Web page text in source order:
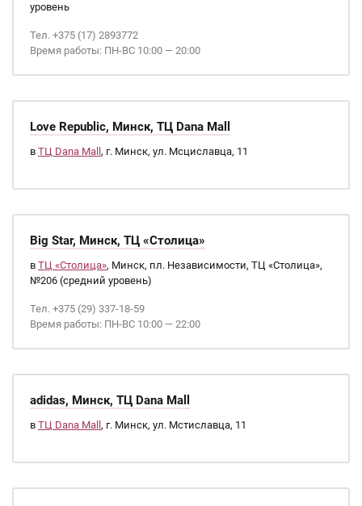
уровень
Тел. +375 (17) 2893772
Время работы: ПН-ВС 10:00 — 20:00
Love Republic, Минск, ТЦ Dana Mall
в ТЦ Dana Mall , г. Минск, ул. Мсциславца, 11
Big Star, Минск, ТЦ «Столица»
в ТЦ «Столица», Минск, пл. Независимости, ТЦ «Столица»,
№206 (средний уровень)
Тел. +375 (29) 337-18-59
Время работы: ПН-ВС 10:00 — 22:00
adidas, Минск, ТЦ Dana Mall
в ТЦ Dana Mall , г. Минск, ул. Мстиславца, 11